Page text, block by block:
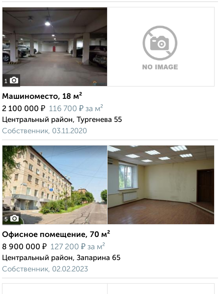
1
Машиноместо, 18 м²
2 100 000 ₽ 116 700 ₽ за м²
Центральный район, Тургенева 55
Собственник, 03.11.2020
5
Офисное помещение, 70 м²
8 900 000 ₽ 127 200 ₽ за м²
Центральный район, Запарина 65
Собственник, 02.02.2023